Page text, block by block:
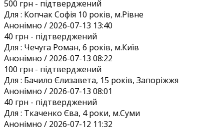
500 грн - підтверджений
Для : Копчак Софія 10 років, м.Рівне
Анонiмно / 2026-07-13 13:40
40 грн - підтверджений
Для : Чечуга Роман, 6 років, м.Київ
Анонiмно / 2026-07-13 08:22
100 грн - підтверджений
Для : Бачило Єлизавета, 15 років, Запоріжжя
Анонiмно / 2026-07-13 08:01
40 грн - підтверджений
Для : Ткаченко Єва, 4 роки, м.Суми
Анонiмно / 2026-07-12 11:32